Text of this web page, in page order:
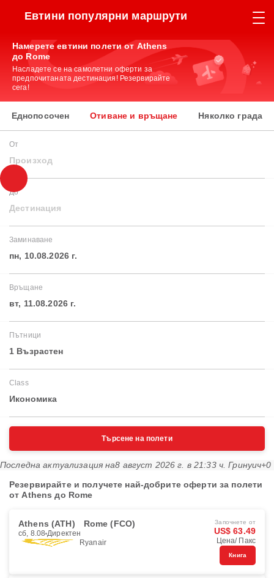
Евтини популярни маршрути
Намерете евтини полети от Athens
до Rome
Насладете се на самолетни оферти за
предпочитаната дестинация! Резервирайте
сега!
Еднопосочен Отиване и връщане Няколко града
От
Произход
До
Дестинация
Заминаване
пн, 10.08.2026 г.
Връщане
вт, 11.08.2026 г.
Пътници
1 Възрастен
Class
Икономика
Търсене на полети
Последна актуализация на8 август 2026 г. в 21:33 ч. Гринуич+0
Резервирайте и получете най-добрите оферти за полети
от Athens до Rome
Athens (ATH) Rome (FCO)
сб, 8.08 Директен
Ryanair
Започнете от
US$ 63.49
Цена/ Пакс
Книга